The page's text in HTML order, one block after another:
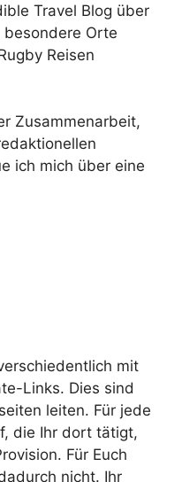
Travel Blog über
besondere Orte
Reisen
Zusammenarbeit,
ich mich über eine
mit
Links. Dies sind
leiten. Für jede
die Ihr dort tätigt,
Für Euch
nicht. Ihr